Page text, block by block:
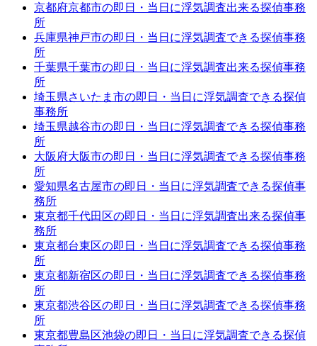
京都府京都市の即日・当日に浮気調査出来る探偵事務
所
兵庫県神戸市の即日・当日に浮気調査できる探偵事務
所
千葉県千葉市の即日・当日に浮気調査出来る探偵事務
所
埼玉県さいたま市の即日・当日に浮気調査できる探偵
事務所
埼玉県越谷市の即日・当日に浮気調査できる探偵事務
所
大阪府大阪市の即日・当日に浮気調査できる探偵事務
所
愛知県名古屋市の即日・当日に浮気調査できる探偵事
務所
東京都千代田区の即日・当日に浮気調査出来る探偵事
務所
東京都台東区の即日・当日に浮気調査できる探偵事務
所
東京都新宿区の即日・当日に浮気調査できる探偵事務
所
東京都渋谷区の即日・当日に浮気調査できる探偵事務
所
東京都豊島区池袋の即日・当日に浮気調査できる探偵